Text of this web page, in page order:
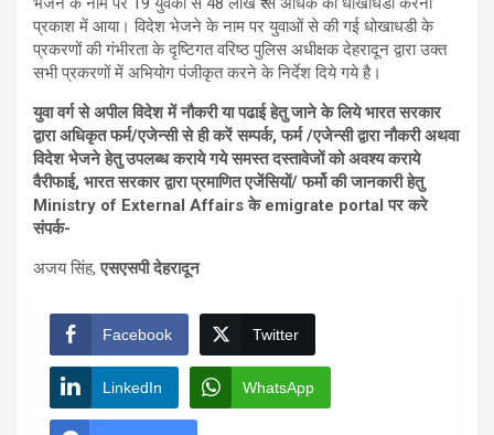
प्रकाश में आया। विदेश भेजने के नाम पर युवाओं से की गई धोखाधडी के
प्रकरणों की गंभीरता के दृष्टिगत वरिष्ठ पुलिस अधीक्षक देहरादून द्वारा उक्त
सभी प्रकरणों में अभियोग पंजीकृत करने के निर्देश दिये गये है।
युवा वर्ग से अपील विदेश में नौकरी या पढाई हेतु जाने के लिये भारत सरकार
द्वारा अधिकृत फर्म/एजेन्सी से ही करें सम्पर्क, फर्म /एजेन्सी द्वारा नौकरी अथवा
विदेश भेजने हेतु उपलब्ध कराये गये समस्त दस्तावेजों को अवश्य कराये
वैरीफाई, भारत सरकार द्वारा प्रमाणित एजेंसियों/ फर्मो की जानकारी हेतु
Ministry of External Affairs के emigrate portal पर करे
संपर्क-
अजय सिंह,एसएसपी देहरादून
Facebook Twitter
LinkedIn WhatsApp